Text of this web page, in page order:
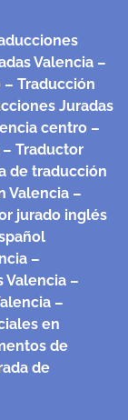
Valencia –
– Traducción
Juradas
centro –
– Traductor
de traducción
Valencia –
jurado inglés
–
Valencia –
–
en
de
de